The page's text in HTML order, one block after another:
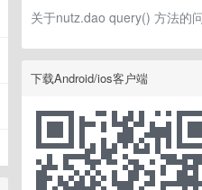
关于nutz.dao query() 方法的
下载Android/ios客户端